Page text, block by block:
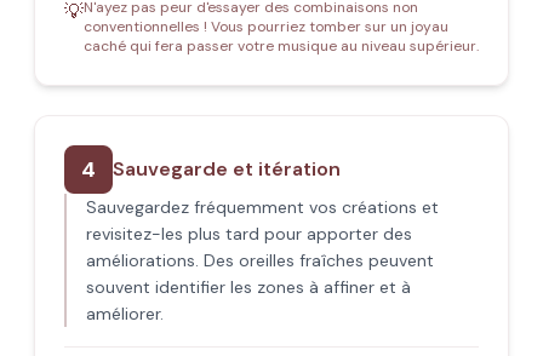
💡N'ayez pas peur d'essayer des combinaisons non
conventionnelles ! Vous pourriez tomber sur un joyau
caché qui fera passer votre musique au niveau supérieur.
4 Sauvegarde et itération
Sauvegardez fréquemment vos créations et
revisitez-les plus tard pour apporter des
améliorations. Des oreilles fraîches peuvent
souvent identifier les zones à affiner et à
améliorer.